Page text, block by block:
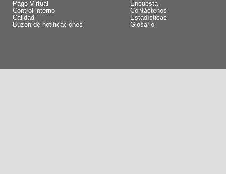
Pago Virtual
Control interno
Calidad
Buzón de notificaciones
Encuesta
Contáctenos
Estadísticas
Glosario